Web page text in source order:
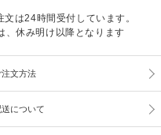
は24時間受付しています。
休み明け以降となります
注文方法
送について